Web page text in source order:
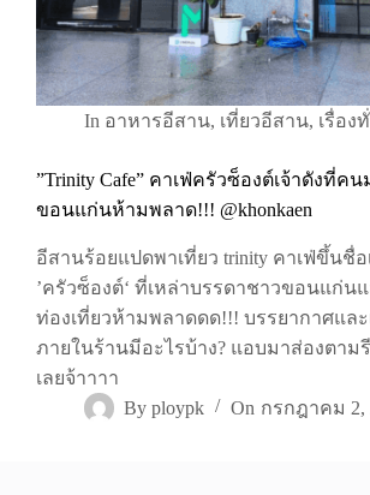
In อาหารอีสาน, เที่ยวอีสาน, เรื่อง
”Trinity Cafe” คาเฟ่ครัวซ็องต์เจ้าดังที่คน
ขอนแก่นห้ามพลาด!!! @khonkaen
อีสานร้อยแปดพาเที่ยว trinity คาเฟ่ขึ้นชื่อ
’ครัวซ็องต์‘ ที่เหล่าบรรดาชาวขอนแก่น
ท่องเที่ยวห้ามพลาดดด!!! บรรยากาศแล
ภายในร้านมีอะไรบ้าง? แอบมาส่องตาม
เลยจ้าาาา
By ploypk On กรกฎาคม 2,